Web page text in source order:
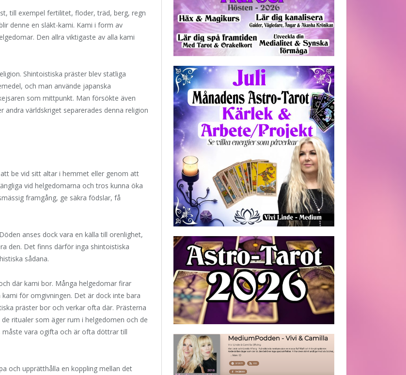
till exempel fertilitet, floder, träd, berg, regn
denne en släkt-kami. Kami i form av
Den allra viktigaste av alla kami
Shintoistiska präster blev statliga
och man använde japanska
som mittpunkt. Man försökte även
världskriget separerades denna religion
be vid sitt altar i hemmet eller genom att
vid helgedomarna och tros kunna öka
framgång, ge säkra födslar, få
anses dock vara en källa till orenlighet,
den. Det finns därför inga shintoistiska
sådana.
där kami bor. Många helgedomar firar
för omgivningen. Det är dock inte bara
präster bor och verkar ofta där. Prästerna
ritualer som äger rum i helgedomen och de
vara ogifta och är ofta döttrar till
och upprätthålla en koppling mellan det